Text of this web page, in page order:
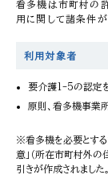
看多機は市町村の
用に関して諸条件が
利用対象者
要介護1-5の認定
原則、看多機事業
※看多機を必要とする
意」（所在市町村外
引きが作成されました。